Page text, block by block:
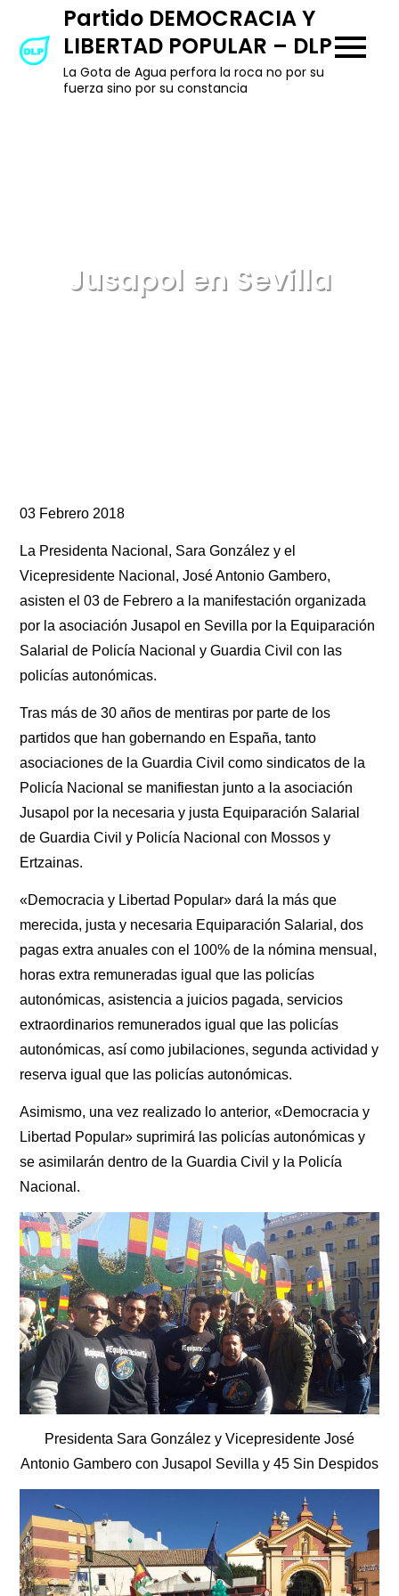
content
Partido DEMOCRACIA Y
LIBERTAD POPULAR – DLP
La Gota de Agua perfora la roca no por su
fuerza sino por su constancia
Jusapol en Sevilla
03 Febrero 2018
La Presidenta Nacional, Sara González y el
Vicepresidente Nacional, José Antonio Gambero,
asisten el 03 de Febrero a la manifestación organizada
por la asociación Jusapol en Sevilla por la Equiparación
Salarial de Policía Nacional y Guardia Civil con las
policías autonómicas.
Tras más de 30 años de mentiras por parte de los
partidos que han gobernando en España, tanto
asociaciones de la Guardia Civil como sindicatos de la
Policía Nacional se manifiestan junto a la asociación
Jusapol por la necesaria y justa Equiparación Salarial
de Guardia Civil y Policía Nacional con Mossos y
Ertzainas.
«Democracia y Libertad Popular»dará la más que
merecida, justa y necesaria Equiparación Salarial, dos
pagas extra anuales con el 100% de la nómina mensual,
horas extra remuneradas igual que las policías
autonómicas, asistencia a juicios pagada, servicios
extraordinarios remunerados igual que las policías
autonómicas, así como jubilaciones, segunda actividad y
reserva igual que las policías autonómicas.
Asimismo, una vez realizado lo anterior,«Democracia y
Libertad Popular»suprimirá las policías autonómicas y
se asimilarán dentro de la Guardia Civil y la Policía
Nacional.
Presidenta Sara González y Vicepresidente José
Antonio Gambero con Jusapol Sevilla y 45 Sin Despidos